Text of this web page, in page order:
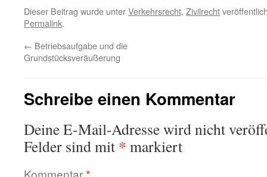
Dieser Beitrag wurde unterVerkehrsrecht, Zivilrecht
Permalink.
← Betriebsaufgabe und die
Grundstücksveräußerung
Schreibe einen Kommentar
Deine E-Mail-Adresse wird nicht
Felder sind mit * markiert
Kommentar